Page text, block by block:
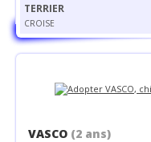
TERRIER
CROISE
VASCO (2 ans)